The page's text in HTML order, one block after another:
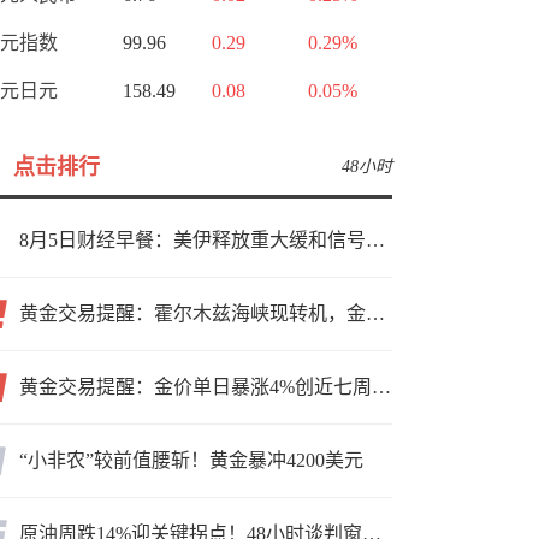
指数 99.96 0.29 0.29%
日元 158.49 0.08 0.05%
点击排行 48小时
8月5日财经早餐：美伊释放重大缓和信号，现货黄金高位持稳，美油重挫超6%
黄金交易提醒：霍尔木兹海峡现转机，金价小幅反弹，能否借就业数据再上新台阶？
黄金交易提醒：金价单日暴涨4%创近七周新高，加息预期降温叠加霍尔木兹“暂停信号”，牛市重启了？
“小非农”较前值腰斩！黄金暴冲4200美元
原油周跌14%迎关键拐点！48小时谈判窗口，暗藏行情变数